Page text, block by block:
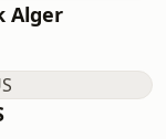
Alger